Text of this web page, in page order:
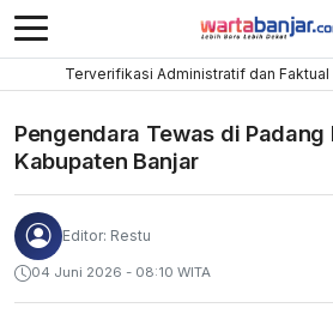
Terverifikasi Administratif dan
Pengendara Tewas di Padang
Kabupaten Banjar
Editor: Restu
04 Juni 2026 - 08:10 WITA